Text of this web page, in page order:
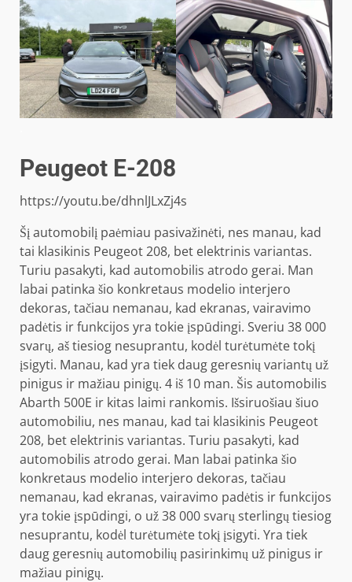
Peugeot E-208
https://youtu.be/dhnlJLxZj4s
Šį automobilį paėmiau pasivažinėti, nes manau, kad
tai klasikinis Peugeot 208, bet elektrinis variantas.
Turiu pasakyti, kad automobilis atrodo gerai. Man
labai patinka šio konkretaus modelio interjero
dekoras, tačiau nemanau, kad ekranas, vairavimo
padėtis ir funkcijos yra tokie įspūdingi. Sveriu 38 000
svarų, aš tiesiog nesuprantu, kodėl turėtumėte tokį
įsigyti. Manau, kad yra tiek daug geresnių variantų už
pinigus ir mažiau pinigų. 4 iš 10 man. Šis automobilis
Abarth 500E ir kitas laimi rankomis. Išsiruošiau šiuo
automobiliu, nes manau, kad tai klasikinis Peugeot
208, bet elektrinis variantas. Turiu pasakyti, kad
automobilis atrodo gerai. Man labai patinka šio
konkretaus modelio interjero dekoras, tačiau
nemanau, kad ekranas, vairavimo padėtis ir funkcijos
yra tokie įspūdingi, o už 38 000 svarų sterlingų tiesiog
nesuprantu, kodėl turėtumėte tokį įsigyti. Yra tiek
daug geresnių automobilių pasirinkimų už pinigus ir
mažiau pinigų.